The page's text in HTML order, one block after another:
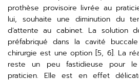
prothèse provisoire livrée au
lui, souhaite une diminution du
d’attente au cabinet. La solution
préfabriqué dans la cavité
chirurgie est une option [5, 6]. La
reste un peu fastidieuse pour
praticien. Elle est en effet